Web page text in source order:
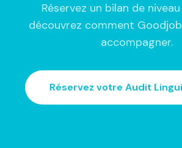
Réservez un bilan de
découvrez comment
accompagner.
Réservez votre Audit